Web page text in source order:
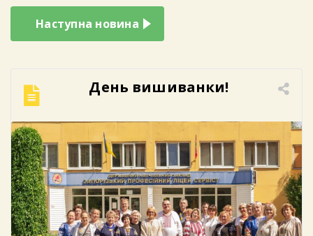
Наступна новина
День вишиванки!